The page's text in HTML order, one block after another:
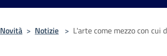
Novità > Notizie > L'arte come mezzo con cui